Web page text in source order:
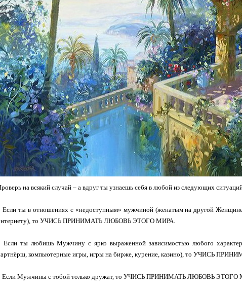
на всякий случай – а вдруг ты узнаешь себя в любой из следующих
Если ты в отношениях с «недоступным» мужчиной (женатым на другой
то УЧИСЬ ПРИНИМАТЬ ЛЮБОВЬ ЭТОГО МИРА.
Если ты любишь Мужчину с ярко выраженной зависимостью любого характера
компьютерные игры, игры на бирже, курение, казино), то УЧИСЬ
Если Мужчины с тобой только дружат, то УЧИСЬ ПРИНИМАТЬ ЛЮБОВЬ ЭТОГО